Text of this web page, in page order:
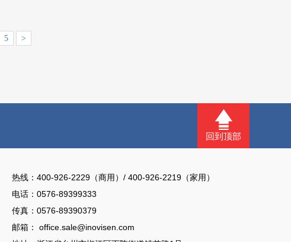
5 >
回到顶部
热线： 400-926-2229（商用）/ 400-926-2219（家用）
电话： 0576-89399333
传真：0576-89390379
邮箱：
office.sale@inovisen.com